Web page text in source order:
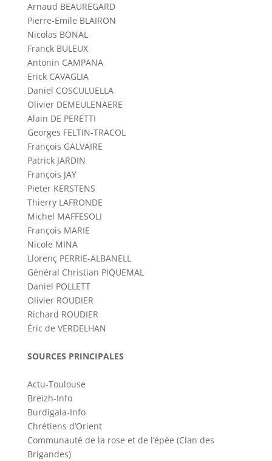
Arnaud BEAUREGARD
Pierre-Emile BLAIRON
Nicolas BONAL
Franck BULEUX
Antonin CAMPANA
Erick CAVAGLIA
Daniel COSCULUELLA
Olivier DEMEULENAERE
Alain DE PERETTI
Georges FELTIN-TRACOL
François GALVAIRE
Patrick JARDIN
François JAY
Pieter KERSTENS
Thierry LAFRONDE
Michel MAFFESOLI
François MARIE
Nicole MINA
Llorenç PERRIE-ALBANELL
Général Christian PIQUEMAL
Daniel POLLETT
Olivier ROUDIER
Richard ROUDIER
Éric de VERDELHAN
SOURCES PRINCIPALES
Actu-Toulouse
Breizh-Info
Burdigala-Info
Chrétiens d’Orient
Communauté de la rose et de l’épée (Clan des
Brigandes)